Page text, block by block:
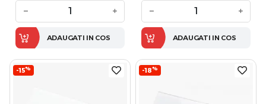
− +
ADAUGATI IN COS
− +
ADAUGATI IN COS
-15% -18%